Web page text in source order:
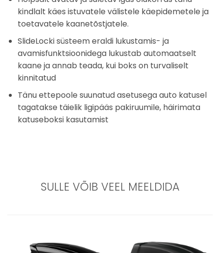
kindlalt käes istuvatele välistele käepidemetele ja
toetavatele kaanetõstjatele.
SlideLocki süsteem eraldi lukustamis- ja
avamisfunktsioonidega lukustab automaatselt
kaane ja annab teada, kui boks on turvaliselt
kinnitatud
Tänu ettepoole suunatud asetusega auto katusel
tagatakse täielik ligipääs pakiruumile, häirimata
katuseboksi kasutamist
SULLE VÕIB VEEL MEELDIDA